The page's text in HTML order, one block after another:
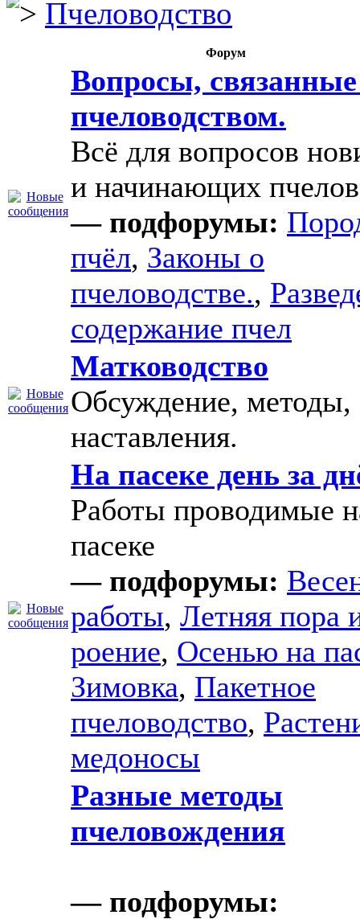
Пчеловодство
Форум
Вопросы,
пчеловодством.
Всё для вопросов
и начинающих
— подфорумы:
пчёл, Законы о
пчеловодстве.,
содержание пчел
Матководство
Обсуждение, методы,
наставления.
На пасеке день за
Работы проводимые
пасеке
— подфорумы:
работы, Летняя пора
роение, Осенью на
Зимовка, Пакетное
пчеловодство,
медоносы
Разные методы
пчеловождения
— подфорумы: